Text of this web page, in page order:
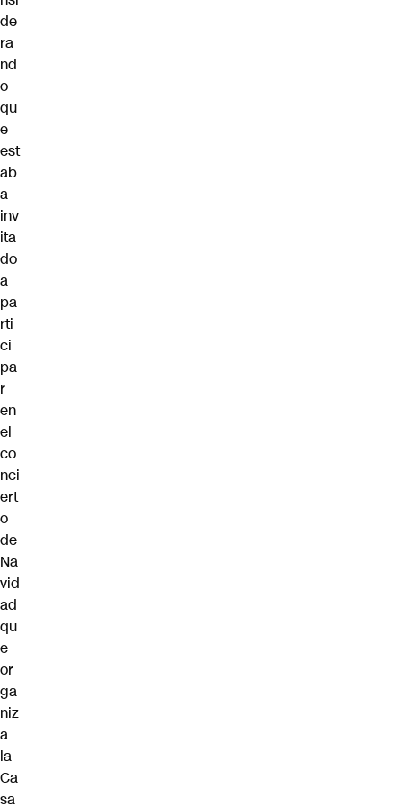
de
ra
nd
o
qu
e
est
ab
a
inv
ita
do
a
pa
rti
ci
pa
r
en
el
co
nci
ert
o
de
Na
vid
ad
qu
e
or
ga
niz
a
la
Ca
sa